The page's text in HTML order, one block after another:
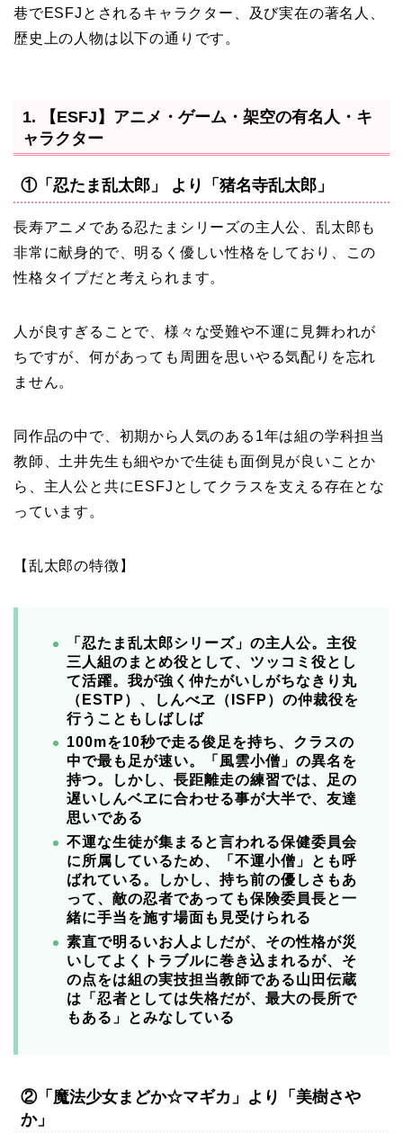
巷でESFJとされるキャラクター、及び実在の著名人、
歴史上の人物は以下の通りです。
1. 【ESFJ】アニメ・ゲーム・架空の有名人・キ
ャラクター
①「忍たま乱太郎」 より「猪名寺乱太郎」
長寿アニメである忍たまシリーズの主人公、乱太郎も
非常に献身的で、明るく優しい性格をしており、この
性格タイプだと考えられます。
人が良すぎることで、様々な受難や不運に見舞われが
ちですが、何があっても周囲を思いやる気配りを忘れ
ません。
同作品の中で、初期から人気のある1年は組の学科担当
教師、土井先生も細やかで生徒も面倒見が良いことか
ら、主人公と共にESFJとしてクラスを支える存在とな
っています。
【乱太郎の特徴】
「忍たま乱太郎シリーズ」の主人公。主役
三人組のまとめ役として、ツッコミ役とし
て活躍。我が強く仲たがいしがちなきり丸
（ESTP）、しんべヱ（ISFP）の仲裁役を
行うこともしばしば
100mを10秒で走る俊足を持ち、クラスの
中で最も足が速い。「風雲小僧」の異名を
持つ。しかし、長距離走の練習では、足の
遅いしんベヱに合わせる事が大半で、友達
思いである
不運な生徒が集まると言われる保健委員会
に所属しているため、「不運小僧」とも呼
ばれている。しかし、持ち前の優しさもあ
って、敵の忍者であっても保険委員長と一
緒に手当を施す場面も見受けられる
素直で明るいお人よしだが、その性格が災
いしてよくトラブルに巻き込まれるが、そ
の点をは組の実技担当教師である山田伝蔵
は「忍者としては失格だが、最大の長所で
もある」とみなしている
②「魔法少女まどか☆マギカ」より「美樹さや
か」